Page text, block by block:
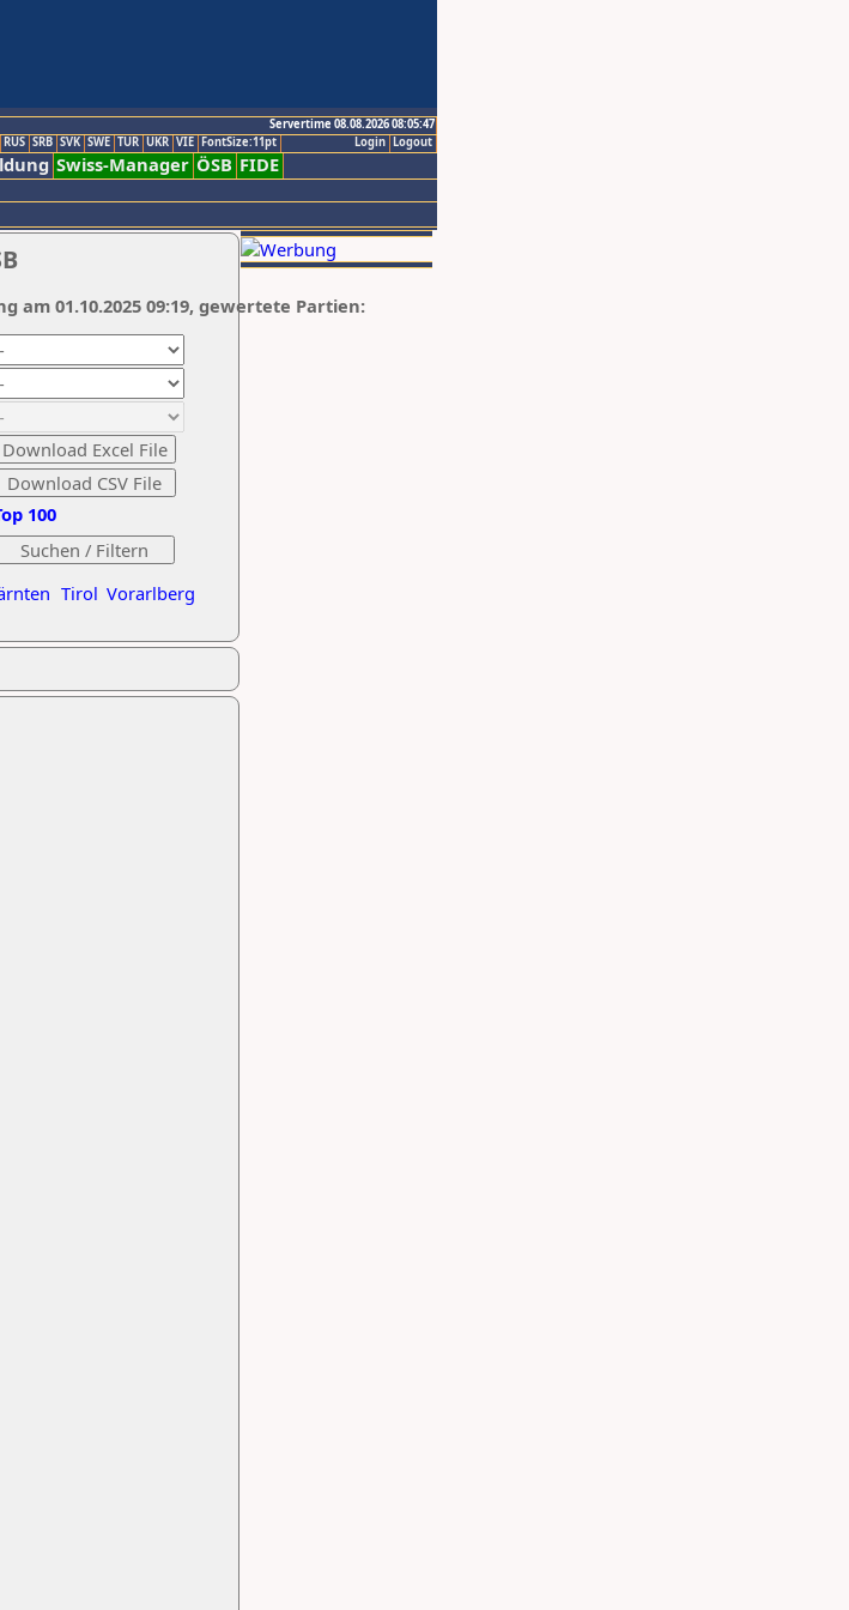
Servertime 08.08.2026 08:05:47
Logout
Login
RUS SRB SVK SWE TUR UKR VIE FontSize:11pt
Swiss-Manager ÖSB FIDE
Tirol Vorarlberg
100
am 01.10.2025 09:19, gewertete Partien: